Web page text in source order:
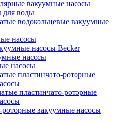
вакуумные насосы
для воды
водокольцевые вакуумные
насосы
насосы Becker
насосы
насосы
пластинчато-роторные
пластинчато-роторные
роторные вакуумные насосы